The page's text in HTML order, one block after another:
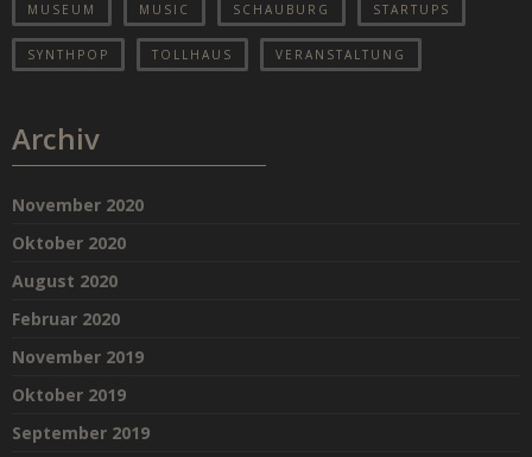
MUSEUM MUSIC SCHAUBURG STARTUPS
SYNTHPOP TOLLHAUS VERANSTALTUNG
Archiv
November 2020
Oktober 2020
August 2020
Februar 2020
November 2019
Oktober 2019
September 2019